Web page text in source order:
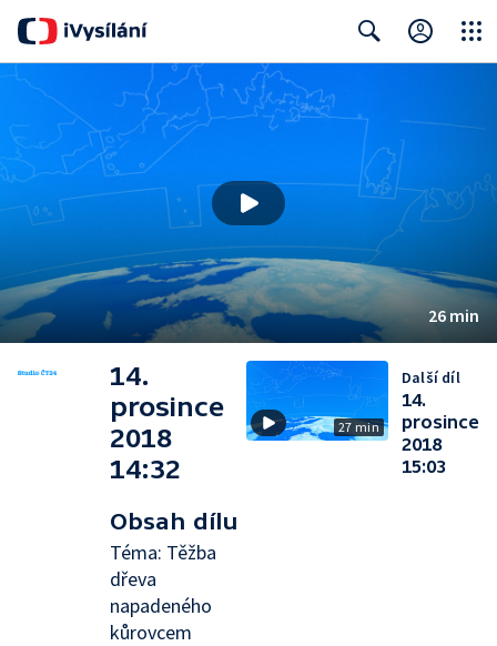
26 min
14.
prosince
2018
14:32
Obsah dílu
Téma: Těžba
dřeva
napadeného
kůrovcem
27 min
Další díl
14.
prosince
2018
15:03